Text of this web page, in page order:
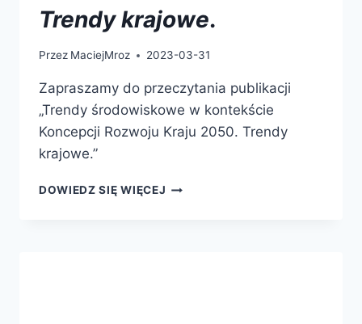
Trendy krajowe.
Przez MaciejMroz 2023-03-31
Zapraszamy do przeczytania publikacji
„Trendy środowiskowe w kontekście
Koncepcji Rozwoju Kraju 2050. Trendy
krajowe.”
DOWIEDZ SIĘ WIĘCEJ